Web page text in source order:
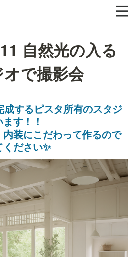
自然光の入る
で撮影会
成するピスタ所有のスタジ
す！！
内装にこだわって作るので
ださい✨